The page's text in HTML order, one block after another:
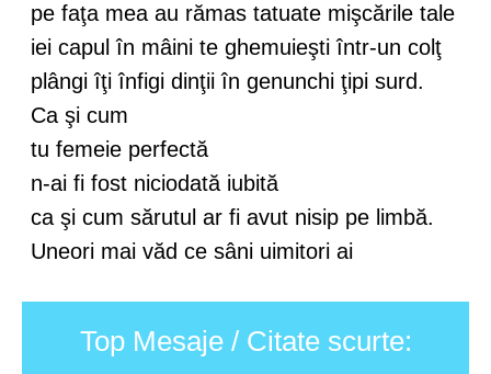
pe faţa mea au rămas tatuate mişcările tale
iei capul în mâini te ghemuieşti într-un colţ
plângi îţi înfigi dinţii în genunchi ţipi surd.
Ca şi cum
tu femeie perfectă
n-ai fi fost niciodată iubită
ca şi cum sărutul ar fi avut nisip pe limbă.
Uneori mai văd ce sâni uimitori ai
Top Mesaje / Citate scurte: